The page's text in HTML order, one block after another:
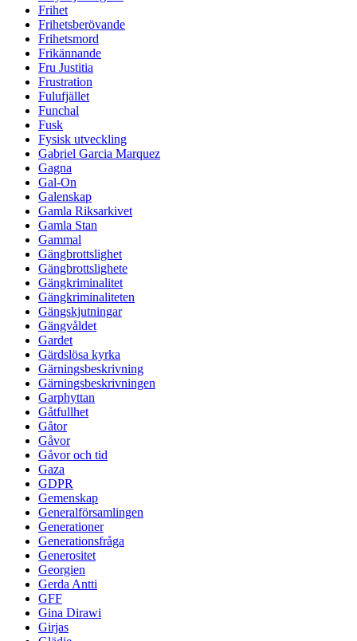
Frihet
Frihetsberövande
Frihetsmord
Frikännande
Fru Justitia
Frustration
Fulufjället
Funchal
Fusk
Fysisk utveckling
Gabriel Garcia Marquez
Gagna
Gal-On
Galenskap
Gamla Riksarkivet
Gamla Stan
Gammal
Gängbrottslighet
Gängbrottslighete
Gängkriminalitet
Gängkriminaliteten
Gängskjutningar
Gängvåldet
Gardet
Gärdslösa kyrka
Gärningsbeskrivning
Gärningsbeskrivningen
Garphyttan
Gåtfullhet
Gåtor
Gåvor
Gåvor och tid
Gaza
GDPR
Gemenskap
Generalförsamlingen
Generationer
Generationsfråga
Generositet
Georgien
Gerda Antti
GFF
Gina Dirawi
Girjas